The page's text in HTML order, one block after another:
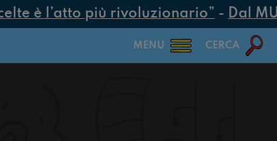
è l’atto più rivoluzionario”- Dal
MENU CERCA